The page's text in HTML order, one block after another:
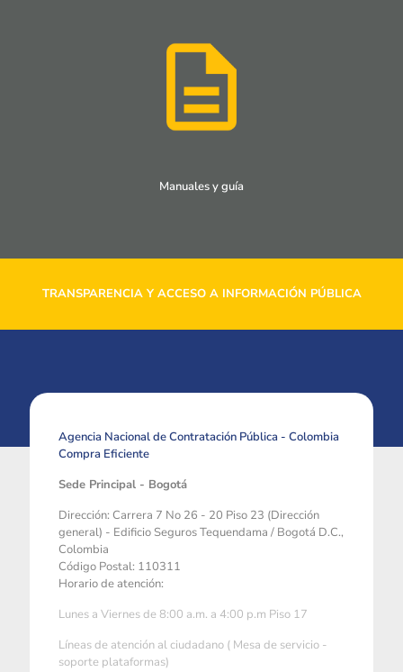
Manuales y guía
TRANSPARENCIA Y ACCESO A INFORMACIÓN PÚBLICA
Agencia Nacional de Contratación Pública - Colombia
Compra Eficiente
Sede Principal - Bogotá
Dirección: Carrera 7 No 26 - 20 Piso 23 (Dirección
general) - Edificio Seguros Tequendama / Bogotá D.C.,
Colombia
Código Postal: 110311
Horario de atención:
Lunes a Viernes de 8:00 a.m. a 4:00 p.m Piso 17
Líneas de atención al ciudadano ( Mesa de servicio -
soporte plataformas)